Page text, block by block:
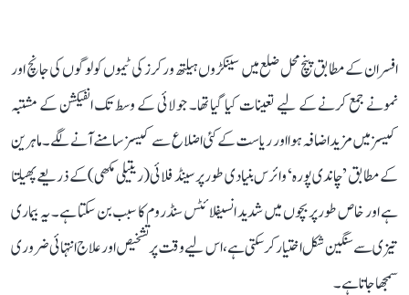
افسران کے مطابق پنچ محل ضلع میں سینکڑوں ہیلتھ ورکرز کی ٹیموں کو لوگوں کی جانچ اور
نمونے جمع کرنے کے لیے تعینات کیا گیا تھا۔ جولائی کے وسط تک انفیکشن کے مشتبہ
کیسز میں مزید اضافہ ہوا اور ریاست کے کئی اضلاع سے کیسز سامنے آنے لگے۔ ماہرین
کے مطابق ’چاندی پورہ‘ وائرس بنیادی طور پر سینڈ فلائی (ریتیلی مکھی) کے ذریعے پھیلتا
ہے اور خاص طور پر بچوں میں شدید انسیفلائٹس سنڈروم کا سبب بن سکتا ہے۔ یہ بیماری
تیزی سے سنگین شکل اختیار کر سکتی ہے، اس لیے وقت پر تشخیص اور علاج انتہائی ضروری
سمجھا جاتا ہے۔